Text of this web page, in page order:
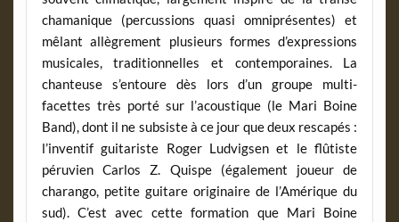
chamanique (percussions quasi omniprésentes) et
mêlant allègrement plusieurs formes d’expressions
musicales, traditionnelles et contemporaines. La
chanteuse s’entoure dès lors d’un groupe multi-
facettes très porté sur l’acoustique (le Mari Boine
Band), dont il ne subsiste à ce jour que deux rescapés :
l’inventif guitariste Roger Ludvigsen et le flûtiste
péruvien Carlos Z. Quispe (également joueur de
charango, petite guitare originaire de l’Amérique du
sud). C’est avec cette formation que Mari Boine